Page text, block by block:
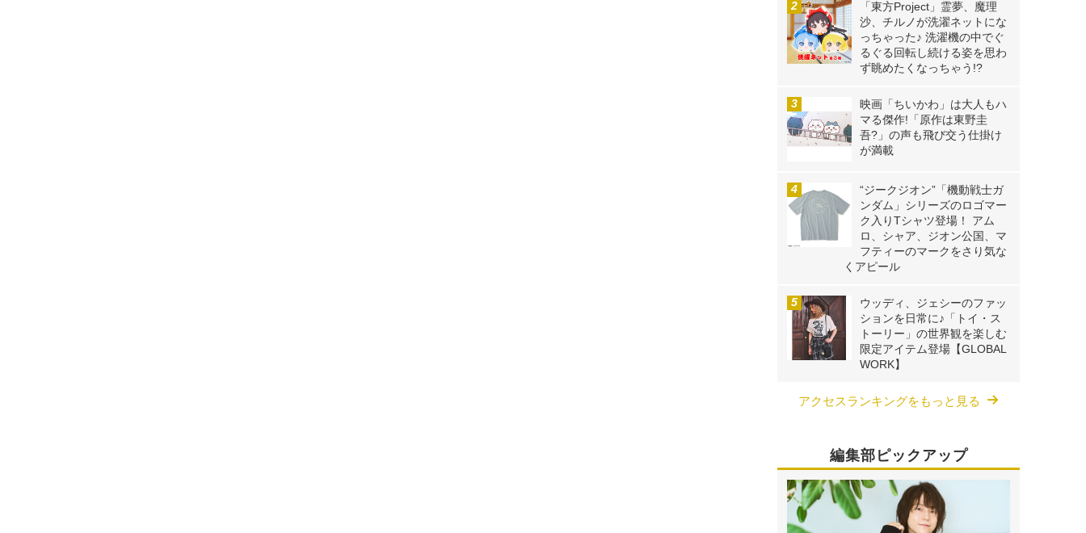
「東方Project」霊夢、魔理
沙、チルノが洗濯ネットにな
っちゃった♪ 洗濯機の中でぐ
るぐる回転し続ける姿を思わ
ず眺めたくなっちゃう!?
映画「ちいかわ」は大人もハ
マる傑作!「原作は東野圭
吾?」の声も飛び交う仕掛け
が満載
“ジークジオン”「機動戦士ガ
ンダム」シリーズのロゴマー
ク入りTシャツ登場！ アム
ロ、シャア、ジオン公国、マ
フティーのマークをさり気な
くアピール
ウッディ、ジェシーのファッ
ションを日常に♪「トイ・ス
トーリー」の世界観を楽しむ
限定アイテム登場【GLOBAL
WORK】
アクセスランキングをもっと見る
編集部ピックアップ